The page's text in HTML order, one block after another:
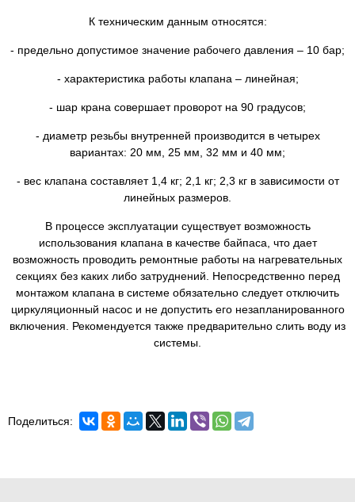
К техническим данным относятся:
- предельно допустимое значение рабочего давления – 10 бар;
- характеристика работы клапана – линейная;
- шар крана совершает проворот на 90 градусов;
- диаметр резьбы внутренней производится в четырех
вариантах: 20 мм, 25 мм, 32 мм и 40 мм;
- вес клапана составляет 1,4 кг; 2,1 кг; 2,3 кг в зависимости от
линейных размеров.
В процессе эксплуатации существует возможность
использования клапана в качестве байпаса, что дает
возможность проводить ремонтные работы на нагревательных
секциях без каких либо затруднений. Непосредственно перед
монтажом клапана в системе обязательно следует отключить
циркуляционный насос и не допустить его незапланированного
включения. Рекомендуется также предварительно слить воду из
системы.
Поделиться: